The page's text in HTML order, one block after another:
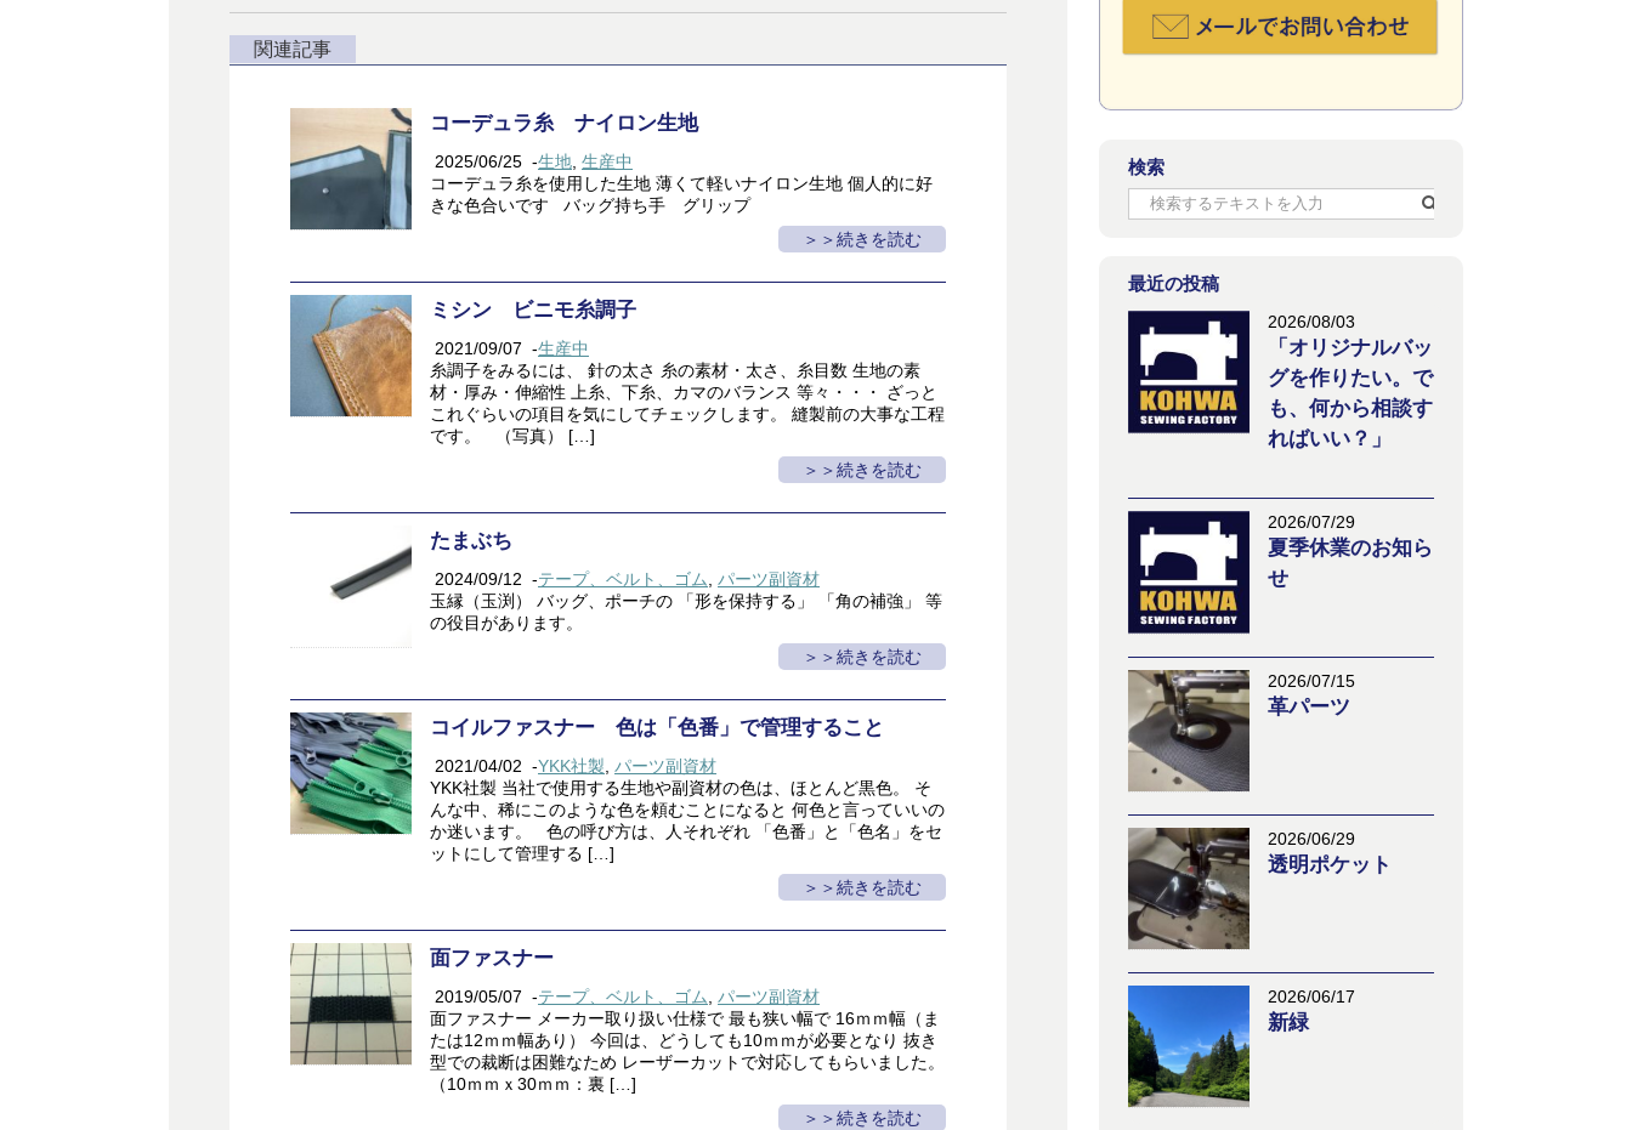
関連記事
コーデュラ糸 ナイロン生地
2025/06/25 -生地 生産中
コーデュラ糸を使用した生地 薄くて軽いナイロン生地 個人的に好
きな色合いです バッグ持ち手 グリップ
＞続きを読む
ミシン ビニモ糸調子
2021/09/07 -生産中
糸調子をみるには、 針の太さ 糸の素材・太さ、糸目数 生地の素
材・厚み・伸縮性 上糸、下糸、カマのバランス 等々・・・ ざっと
これぐらいの項目を気にしてチェックします。 縫製前の大事な工程
です。 （写真） […]
＞続きを読む
たまぶち
2024/09/12 -テープ、ベルト、ゴム
パーツ副資材
玉縁（玉渕） バッグ、ポーチの 「形を保持する」 「角の補強」 等
の役目があります。
＞続きを読む
コイルファスナー 色は「色番」で管理すること
2021/04/02 -YKK社製 パーツ副資材
YKK社製 当社で使用する生地や副資材の色は、ほとんど黒色。 そ
んな中、稀にこのような色を頼むことになると 何色と言っていいの
か迷います。 色の呼び方は、人それぞれ 「色番」と「色名」をセ
ットにして管理する […]
＞続きを読む
面ファスナー
2019/05/07 -テープ、ベルト、ゴム
パーツ副資材
面ファスナー メーカー取り扱い仕様で 最も狭い幅で 16ｍｍ幅（ま
たは12ｍｍ幅あり） 今回は、どうしても10ｍｍが必要となり 抜き
型での裁断は困難なため レーザーカットで対応してもらいました。
（10ｍｍｘ30ｍｍ：裏 […]
＞続きを読む
検索
最近の投稿
2026/08/03
「オリジナルバッ
グを作りたい。で
も、何から相談す
ればいい？」
2026/07/29
夏季休業のお知ら
せ
2026/07/15
革パーツ
2026/06/29
透明ポケット
2026/06/17
新緑